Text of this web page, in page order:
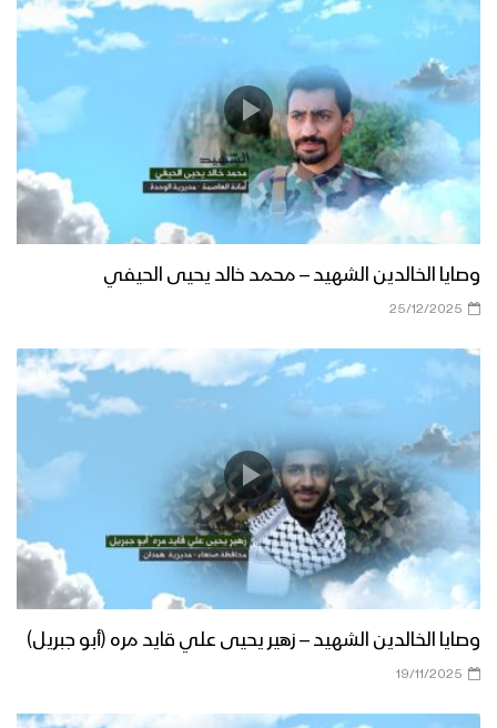
وصايا الخالدين الشهيد – محمد خالد يحيى الحيفي
25/12/2025
وصايا الخالدين الشهيد – زهير يحيى علي قايد مره (أبو جبريل)
19/11/2025